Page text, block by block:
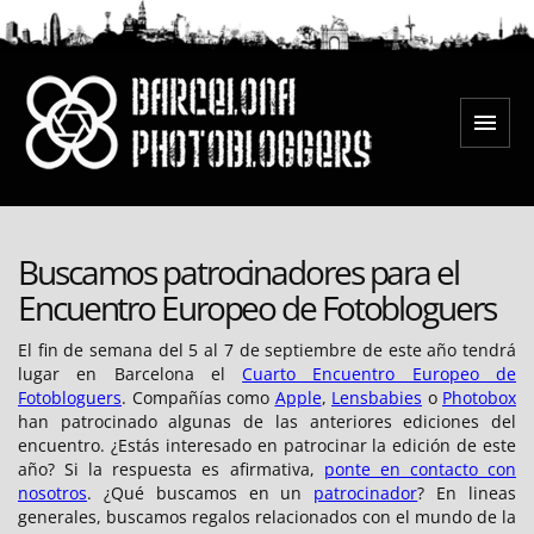
al
Menú
Buscamos patrocinadores para el
Encuentro Europeo de Fotobloguers
El fin de semana del 5 al 7 de septiembre de este año tendrá
lugar en Barcelona elCuarto Encuentro Europeo de
Fotobloguers. Compañías como Apple, Lensbabies o Photobox
han patrocinado algunas de las anteriores ediciones del
encuentro. ¿Estás interesado en patrocinar la edición de este
año? Si la respuesta es afirmativa, ponte en contacto con
nosotros. ¿Qué buscamos en un patrocinador? En lineas
generales, buscamos regalos relacionados con el mundo de la